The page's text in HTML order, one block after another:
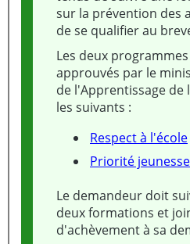
sur la prévention des
de se qualifier au
Les deux
approuvés par le
de l'Apprentissage
les suivants :
Respect à l'école
Priorité jeunesse
Le demandeur doit
deux formations et
d'achèvement à sa